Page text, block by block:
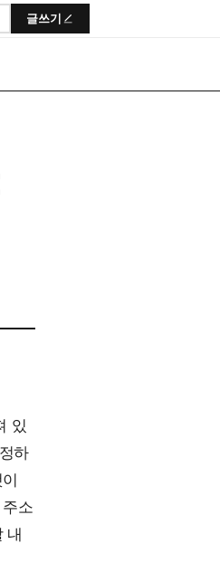
글쓰기
있
하
소
내